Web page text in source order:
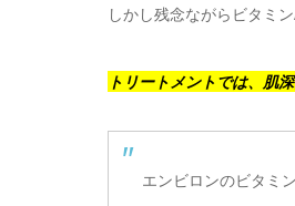
しかし残念ながらビタミ
トリートメントでは、肌
エンビロンのビタミ